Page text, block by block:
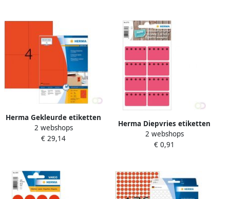
Herma Gekleurde etiketten
A4 105 x 148 mm rood
permanent hechtend
2 webshops
€ 29,14
Herma Diepvries etiketten
26x40 mm rood Ijskristal 48
st.
2 webshops
€ 0,91